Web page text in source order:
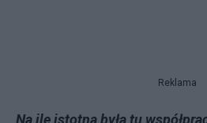
Reklama
Na ile istotna była tu